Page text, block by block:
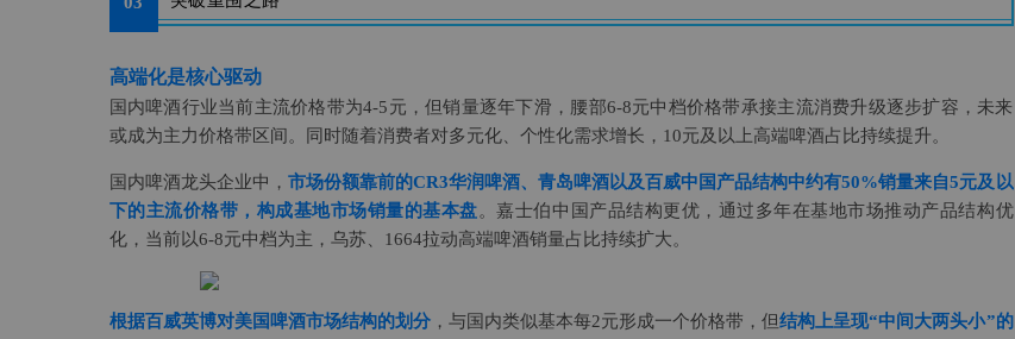
高端化是核心驱动
国内啤酒行业当前主流价格带为4-5元，但销量逐年下滑，腰部6-8元中档价格带承接主流消费升级逐步扩容，未来
或成为主力价格带区间。同时随着消费者对多元化、个性化需求增长，10元及以上高端啤酒占比持续提升。
国内啤酒龙头企业中， 市场份额靠前的CR3华润啤酒、青岛啤酒以及百威中国产品结构中约有50%销量来自5元及以
下的主流价格带，构成基地市场销量的基本盘。嘉士伯中国产品结构更优，通过多年在基地市场推动产品结构优
化，当前以6-8元中档为主，乌苏、1664拉动高端啤酒销量占比持续扩大。
根据百威英博对美国啤酒市场结构的划分，与国内类似基本每2元形成一个价格带，但结构上呈现“中间大两头小”的